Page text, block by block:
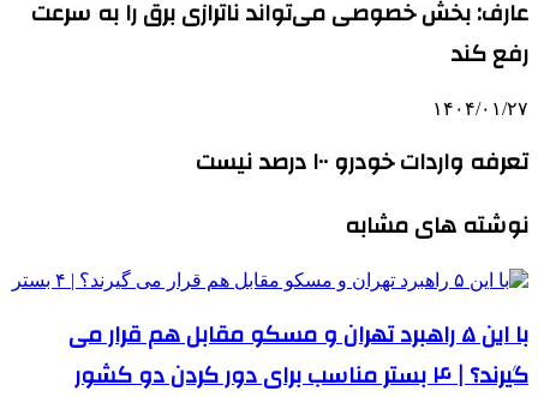
عارف: بخش خصوصی می‌تواند ناترازی برق را به سرعت
رفع کند
۱۴۰۴/۰۱/۲۷
تعرفه واردات خودرو ۱۰۰ درصد نیست
نوشته های مشابه
با این ۵ راهبرد تهران و مسکو مقابل هم قرار می
گیرند؟ | ۴ بستر مناسب برای دور کردن دو کشور